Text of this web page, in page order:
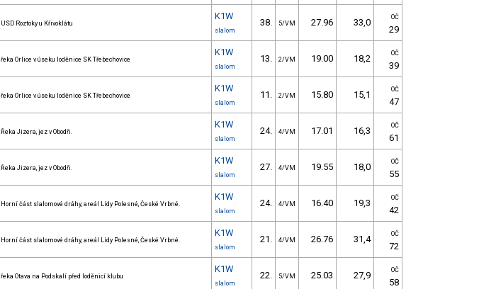
USD Roztoky u Křivoklátu
K1W
slalom
38. 5/VM 27.96 33,0 OČ
29
řeka Orlice v úseku loděnice SK Třebechovice
K1W
slalom
13. 2/VM 19.00 18,2 OČ
39
řeka Orlice v úseku loděnice SK Třebechovice
K1W
slalom
11. 2/VM 15.80 15,1 OČ
47
Řeka Jizera, jez v Obodři.
K1W
slalom
24. 4/VM 17.01 16,3 OČ
61
Řeka Jizera, jez v Obodři.
K1W
slalom
27. 4/VM 19.55 18,0 OČ
55
Horní část slalomové dráhy, areál Lídy Polesné, České Vrbné.
K1W
slalom
24. 4/VM 16.40 19,3 OČ
42
Horní část slalomové dráhy, areál Lídy Polesné, České Vrbné.
K1W
slalom
21. 4/VM 26.76 31,4 OČ
72
řeka Otava na Podskalí před loděnicí klubu
K1W
slalom
22. 5/VM 25.03 27,9 OČ
58